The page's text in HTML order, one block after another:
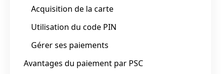
Acquisition de la carte
Utilisation du code PIN
Gérer ses paiements
Avantages du paiement par PSC